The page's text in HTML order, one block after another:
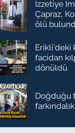
İzzetiye
Çapraz,
ölü
Erikli'deki
facidan
dönüldü
Doğduğu